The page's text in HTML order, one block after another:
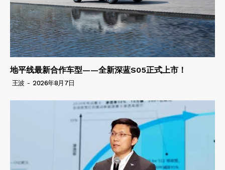
地平线最新合作车型——全新深蓝S05正式上市！
王波 - 2026年8月7日